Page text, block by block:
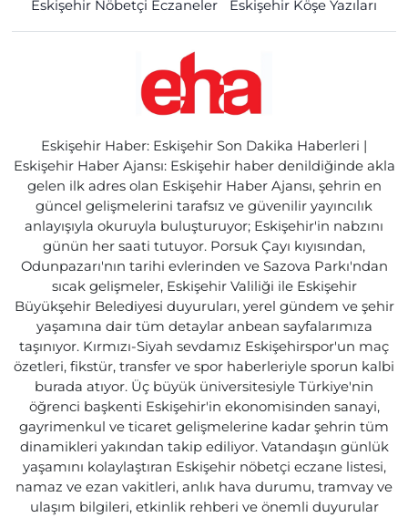
Eskişehir Nöbetçi Eczaneler
Eskişehir Köşe Yazıları
Eskişehir Haber: Eskişehir Son Dakika Haberleri |
Eskişehir Haber Ajansı: Eskişehir haber denildiğinde akla
gelen ilk adres olan Eskişehir Haber Ajansı, şehrin en
güncel gelişmelerini tarafsız ve güvenilir yayıncılık
anlayışıyla okuruyla buluşturuyor; Eskişehir'in nabzını
günün her saati tutuyor. Porsuk Çayı kıyısından,
Odunpazarı'nın tarihi evlerinden ve Sazova Parkı'ndan
sıcak gelişmeler, Eskişehir Valiliği ile Eskişehir
Büyükşehir Belediyesi duyuruları, yerel gündem ve şehir
yaşamına dair tüm detaylar anbean sayfalarımıza
taşınıyor. Kırmızı-Siyah sevdamız Eskişehirspor'un maç
özetleri, fikstür, transfer ve spor haberleriyle sporun kalbi
burada atıyor. Üç büyük üniversitesiyle Türkiye'nin
öğrenci başkenti Eskişehir'in ekonomisinden sanayi,
gayrimenkul ve ticaret gelişmelerine kadar şehrin tüm
dinamikleri yakından takip ediliyor. Vatandaşın günlük
yaşamını kolaylaştıran Eskişehir nöbetçi eczane listesi,
namaz ve ezan vakitleri, anlık hava durumu, tramvay ve
ulaşım bilgileri, etkinlik rehberi ve önemli duyurular